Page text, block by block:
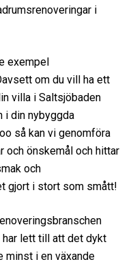
i
exempel
om du vill ha ett
villa i Saltsjöbaden
i din nybyggda
så kan vi genomföra
och önskemål och hittar
och
gjort i stort som smått!
lett till att det dykt
minst i en växande